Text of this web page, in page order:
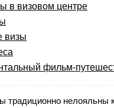
в визовом центре
визы
фильм-
традиционно